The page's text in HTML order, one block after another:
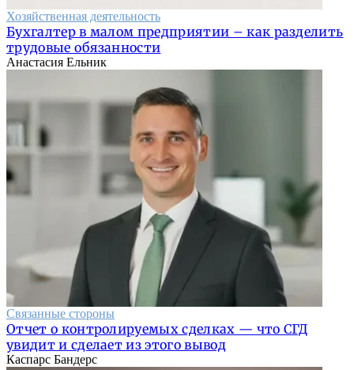
Хозяйственная деятельность
Бухгалтер в малом предприятии – как разделить
трудовые обязанности
Анастасия Ельник
Связанные стороны
Отчет о контролируемых сделках — что СГД
увидит и сделает из этого вывод
Каспарс Бандерс